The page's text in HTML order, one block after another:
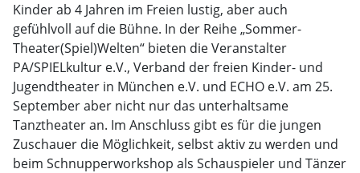
Kinder ab 4 Jahren im Freien lustig, aber auch
gefühlvoll auf die Bühne. In der Reihe „Sommer-
Theater(Spiel)Welten“ bieten die Veranstalter
PA/SPIELkultur e.V., Verband der freien Kinder- und
Jugendtheater in München e.V. und ECHO e.V. am 25.
September aber nicht nur das unterhaltsame
Tanztheater an. Im Anschluss gibt es für die jungen
Zuschauer die Möglichkeit, selbst aktiv zu werden und
beim Schnupperworkshop als Schauspieler und Tänzer